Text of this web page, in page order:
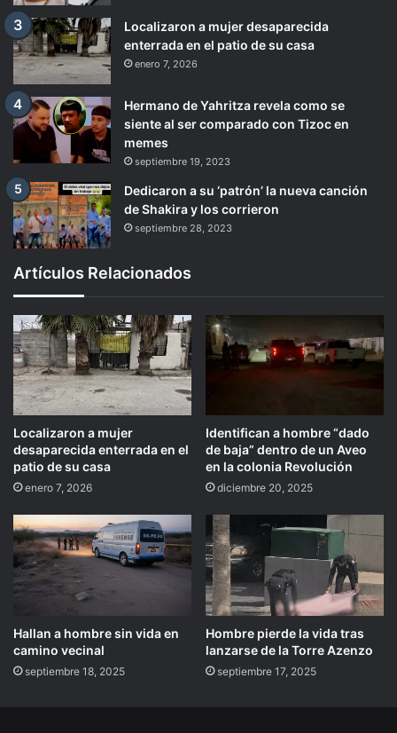
Localizaron a mujer desaparecida
enterrada en el patio de su casa
enero 7, 2026
Hermano de Yahritza revela como se
siente al ser comparado con Tizoc en
memes
septiembre 19, 2023
Dedicaron a su ‘patrón’ la nueva canción
de Shakira y los corrieron
septiembre 28, 2023
Artículos Relacionados
Localizaron a mujer
desaparecida enterrada en el
patio de su casa
enero 7, 2026
Identifican a hombre “dado
de baja” dentro de un Aveo
en la colonia Revolución
diciembre 20, 2025
Hallan a hombre sin vida en
camino vecinal
septiembre 18, 2025
Hombre pierde la vida tras
lanzarse de la Torre Azenzo
septiembre 17, 2025